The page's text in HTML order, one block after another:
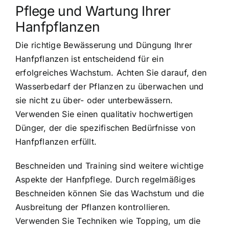
Pflege und Wartung Ihrer
Hanfpflanzen
Die richtige Bewässerung und Düngung Ihrer
Hanfpflanzen ist entscheidend für ein
erfolgreiches Wachstum. Achten Sie darauf, den
Wasserbedarf der Pflanzen zu überwachen und
sie nicht zu über- oder unterbewässern.
Verwenden Sie einen qualitativ hochwertigen
Dünger, der die spezifischen Bedürfnisse von
Hanfpflanzen erfüllt.
Beschneiden und Training sind weitere wichtige
Aspekte der Hanfpflege. Durch regelmäßiges
Beschneiden können Sie das Wachstum und die
Ausbreitung der Pflanzen kontrollieren.
Verwenden Sie Techniken wie Topping, um die